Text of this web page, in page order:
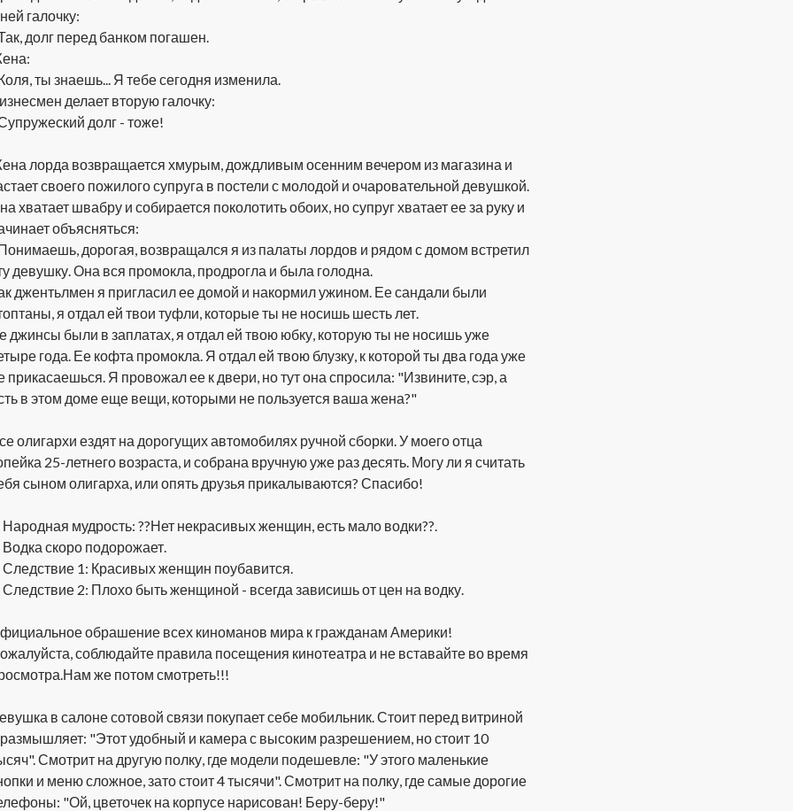
галочку:
долг перед банком погашен.
ты знаешь... Я тебе сегодня изменила.
делает вторую галочку:
долг - тоже!
лорда возвращается хмурым, дождливым осенним вечером из магазина и
своего пожилого супруга в постели с молодой и очаровательной девушкой.
хватает швабру и собирается поколотить обоих, но супруг хватает ее за руку и
объясняться:
дорогая, возвращался я из палаты лордов и рядом с домом встретил
девушку. Она вся промокла, продрогла и была голодна.
джентьлмен я пригласил ее домой и накормил ужином. Ее сандали были
я отдал ей твои туфли, которые ты не носишь шесть лет.
джинсы были в заплатах, я отдал ей твою юбку, которую ты не носишь уже
года. Ее кофта промокла. Я отдал ей твою блузку, к которой ты два года уже
прикасаешься. Я провожал ее к двери, но тут она спросила: "Извините, сэр, а
в этом доме еще вещи, которыми не пользуется ваша жена?"
олигархи ездят на дорогущих автомобилях ручной сборки. У моего отца
25-летнего возраста, и собрана вручную уже раз десять. Могу ли я считать
сыном олигарха, или опять друзья прикалываются? Спасибо!
Народная мудрость: ??Нет некрасивых женщин, есть мало водки??.
Водка скоро подорожает.
Следствие 1: Красивых женщин поубавится.
Следствие 2: Плохо быть женщиной - всегда зависишь от цен на водку.
обрашение всех киноманов мира к гражданам Америки!
соблюдайте правила посещения кинотеатра и не вставайте во время
же потом смотреть!!!
в салоне сотовой связи покупает себе мобильник. Стоит перед витриной
"Этот удобный и камера с высоким разрешением, но стоит 10
Смотрит на другую полку, где модели подешевле: "У этого маленькие
и меню сложное, зато стоит 4 тысячи". Смотрит на полку, где самые дорогие
"Ой, цветочек на корпусе нарисован! Беру-беру!"